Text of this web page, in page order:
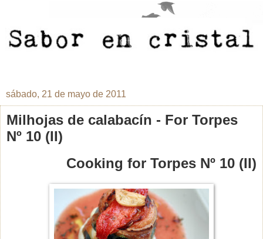
sábado, 21 de mayo de 2011
Milhojas de calabacín - For Torpes
Nº 10 (II)
Cooking for Torpes Nº 10 (II)